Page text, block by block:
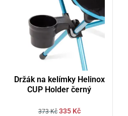
Držák na kelímky Helinox
CUP Holder černý
373Kč 335 Kč